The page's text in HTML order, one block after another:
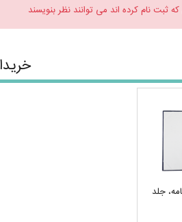
که ثبت نام کرده اند می توانند نظر بنویسند
جلد